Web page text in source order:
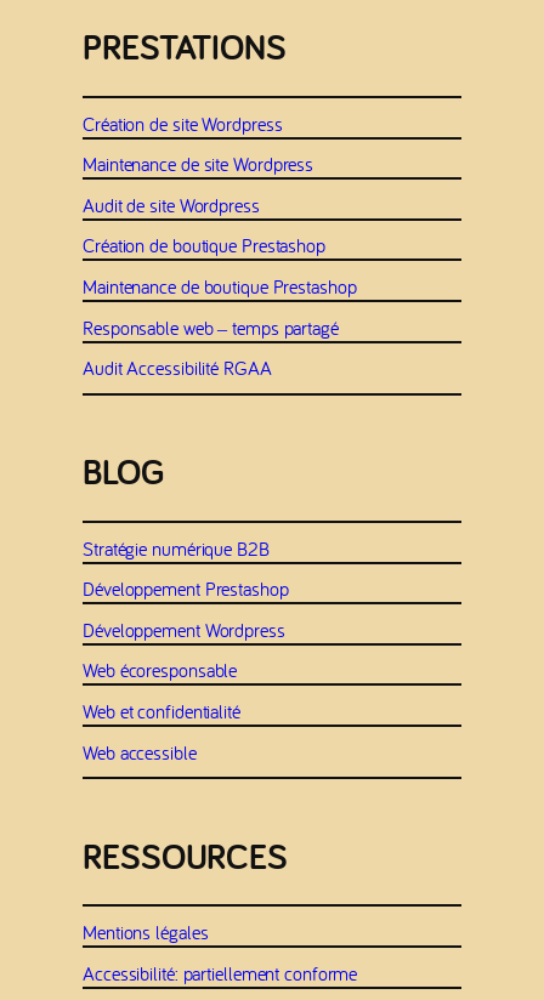
PRESTATIONS
Création de site Wordpress
Maintenance de site Wordpress
Audit de site Wordpress
Création de boutique Prestashop
Maintenance de boutique Prestashop
Responsable web – temps partagé
Audit Accessibilité RGAA
BLOG
Stratégie numérique B2B
Développement Prestashop
Développement Wordpress
Web écoresponsable
Web et confidentialité
Web accessible
RESSOURCES
Mentions légales
Accessibilité: partiellement conforme